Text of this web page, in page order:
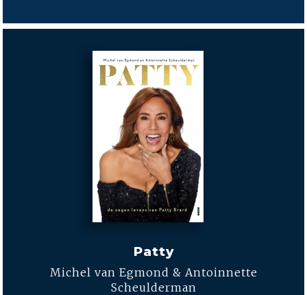
Patty
Michel van Egmond & Antoinnette
Scheulderman